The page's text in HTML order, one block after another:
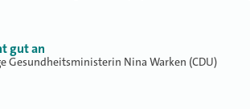
gut an
Gesundheitsministerin Nina Warken (CDU)